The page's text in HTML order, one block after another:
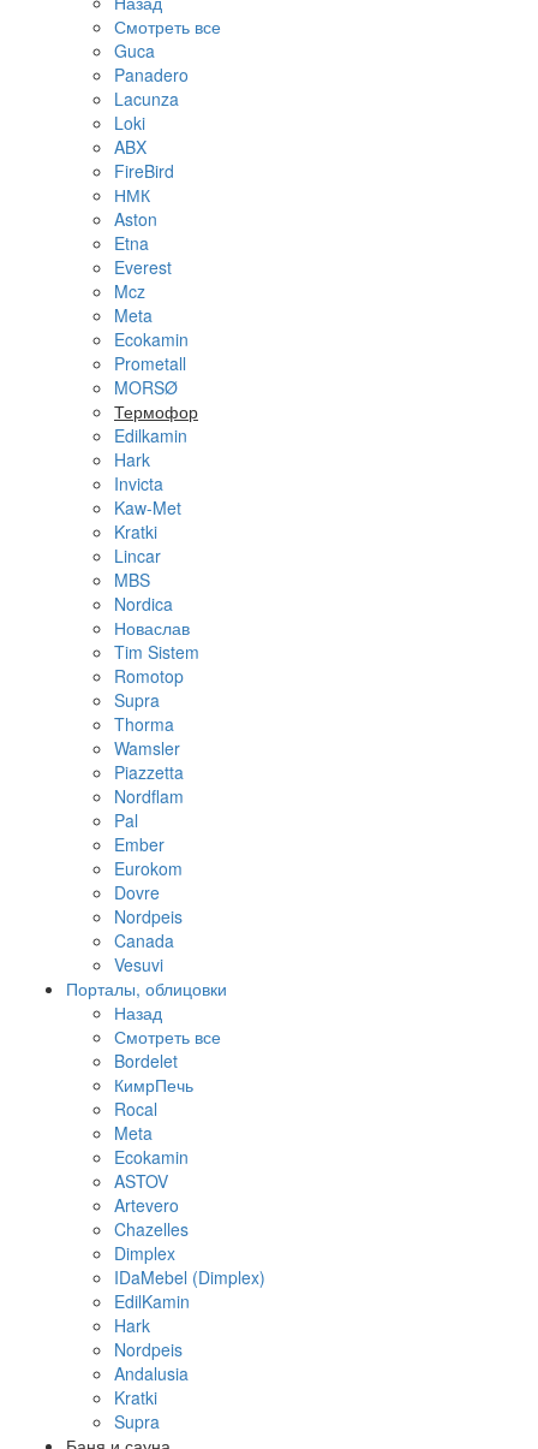
Смотреть все
Guca
Panadero
Lacunza
Loki
ABX
FireBird
НМК
Aston
Etna
Everest
Mcz
Meta
Ecokamin
Prometall
MORSØ
Термофор
Edilkamin
Hark
Invicta
Kaw-Met
Kratki
Lincar
MBS
Nordica
Новаслав
Tim Sistem
Romotop
Supra
Thorma
Wamsler
Piazzetta
Nordflam
Pal
Ember
Eurokom
Dovre
Nordpeis
Canada
Vesuvi
Порталы, облицовки
Назад
Смотреть все
Bordelet
КимрПечь
Rocal
Meta
Ecokamin
ASTOV
Artevero
Chazelles
Dimplex
IDaMebel (Dimplex)
EdilKamin
Hark
Nordpeis
Andalusia
Kratki
Supra